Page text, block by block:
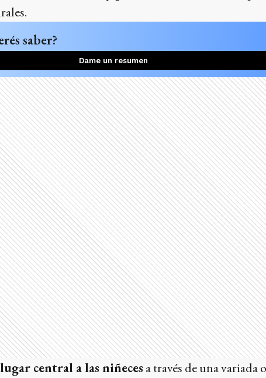
saber?
Dame un resumen
central a las niñeces a través de una variada